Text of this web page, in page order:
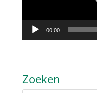
00:00
Zoeken